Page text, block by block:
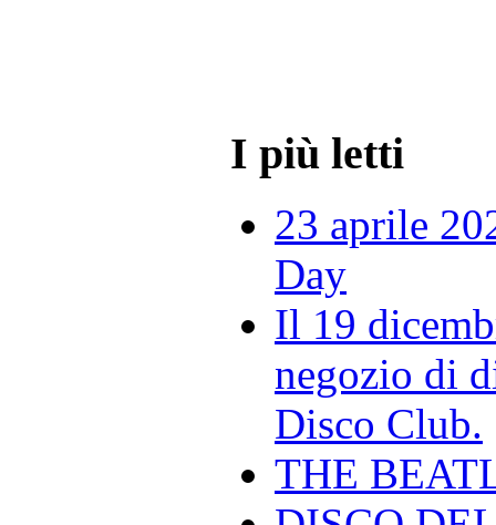
I più letti
23 aprile
Day
Il 19
negozio di
Disco Club.
THE